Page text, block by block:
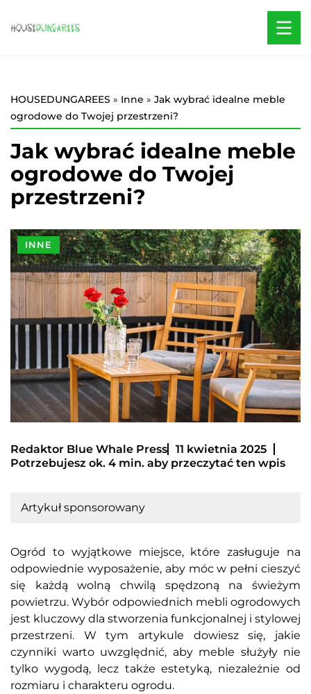
HOUSEDUNGAREES » Inne » Jak wybrać idealne meble
ogrodowe do Twojej przestrzeni?
Jak wybrać idealne meble
ogrodowe do Twojej
przestrzeni?
INNE
Redaktor Blue Whale Press
11 kwietnia 2025
Potrzebujesz ok. 4 min. aby przeczytać ten wpis
Artykuł sponsorowany
Ogród to wyjątkowe miejsce, które zasługuje na
odpowiednie wyposażenie, aby móc w pełni cieszyć
się każdą wolną chwilą spędzoną na świeżym
powietrzu. Wybór odpowiednich mebli ogrodowych
jest kluczowy dla stworzenia funkcjonalnej i stylowej
przestrzeni. W tym artykule dowiesz się, jakie
czynniki warto uwzględnić, aby meble służyły nie
tylko wygodą, lecz także estetyką, niezależnie od
rozmiaru i charakteru ogrodu.